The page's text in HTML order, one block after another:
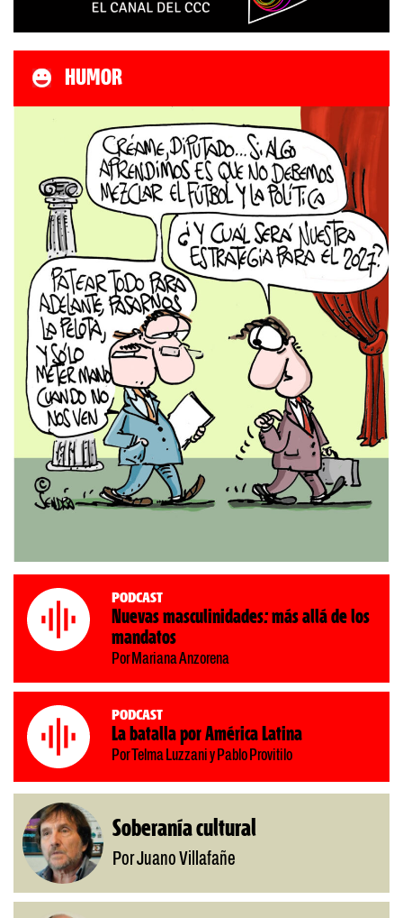
HUMOR
Podcast
Nuevas masculinidades: más allá de los
mandatos
Por Mariana Anzorena
Podcast
La batalla por América Latina
Por Telma Luzzani y Pablo Provitilo
Soberanía cultural
Por Juano Villafañe